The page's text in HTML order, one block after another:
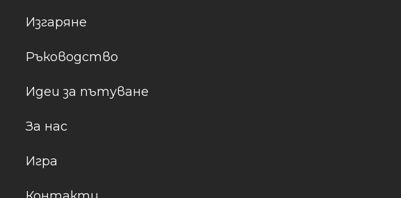
Изгаряне
Ръководство
Идеи за пътуване
За нас
Игра